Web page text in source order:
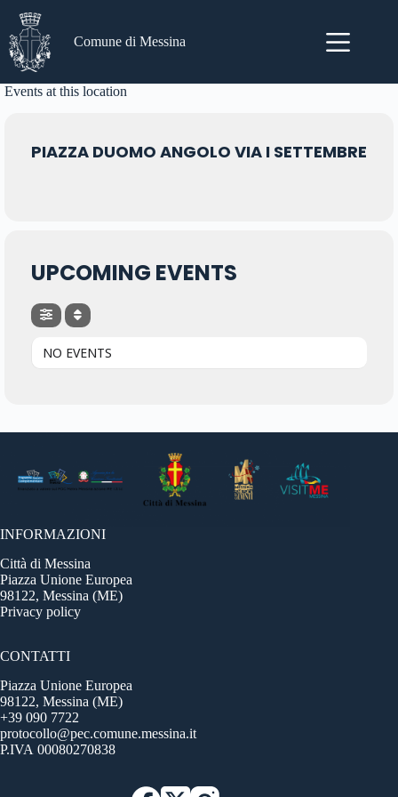
contenuto
Comune di Messina
Events at this location
PIAZZA DUOMO ANGOLO VIA I SETTEMBRE
UPCOMING EVENTS
NO EVENTS
INFORMAZIONI
Città di Messina
Piazza Unione Europea
98122, Messina (ME)
Privacy policy
CONTATTI
Piazza Unione Europea
98122, Messina (ME)
+39 090 7722
protocollo@pec.comune.messina.it
P.IVA 00080270838